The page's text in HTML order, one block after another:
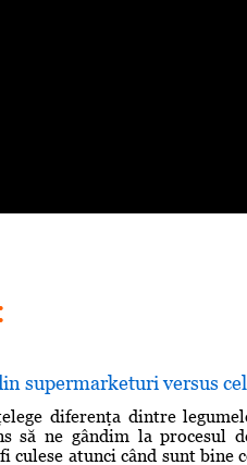
supermarketuri versus
diferenţa dintre
să ne gândim la procesul
culese atunci când sunt bine